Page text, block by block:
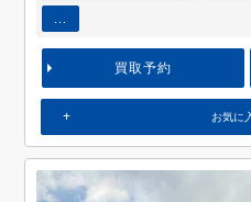
...
買取予約
お気に